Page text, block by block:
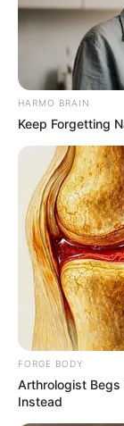
The Massive
Than
BRAINBERRIES
HARMO BRAIN
Keep Forgetting
FORGE BODY
Arthrologist Begs
Instead